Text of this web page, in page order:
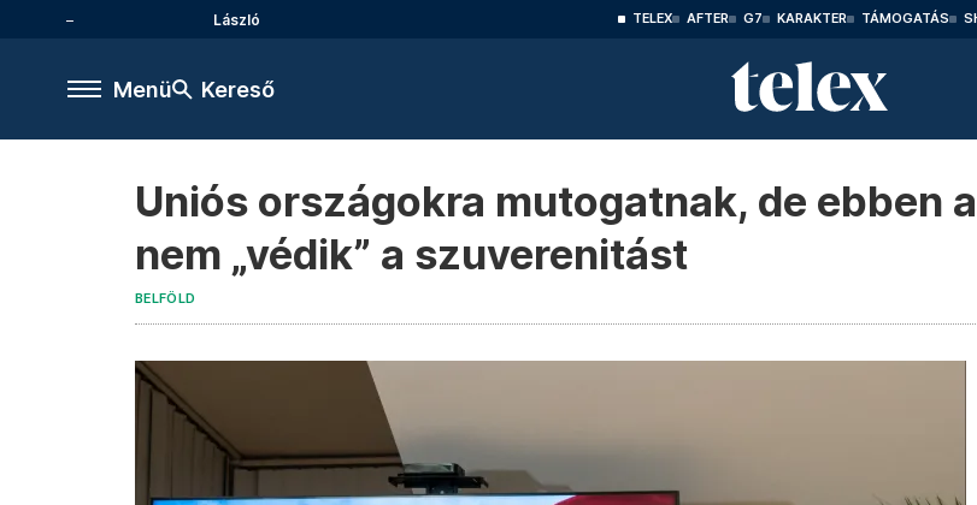
László TELEX AFTER G7 KARAKTER TÁMOGATÁS
Menü Kereső
Uniós országokra mutogatnak, de ebben
nem „védik” a szuverenitást
BELFÖLD